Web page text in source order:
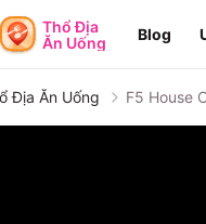
Ứng dụng tài chính
Thổ Địa
Ăn Uống
Blog
Địa Ăn Uống F5 House